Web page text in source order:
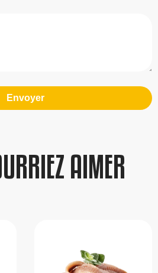
Envoyer
AIMER